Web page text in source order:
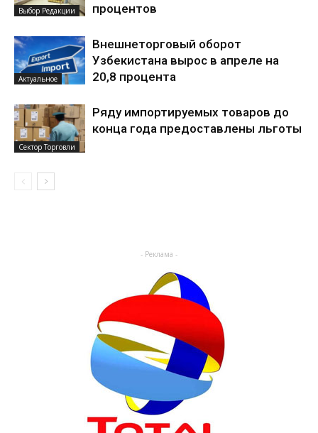
Выбор Редакции
процентов
Актуальное
Внешнеторговый оборот
Узбекистана вырос в апреле на
20,8 процента
Сектор Торговли
Ряду импортируемых товаров до
конца года предоставлены льготы
- Реклама -